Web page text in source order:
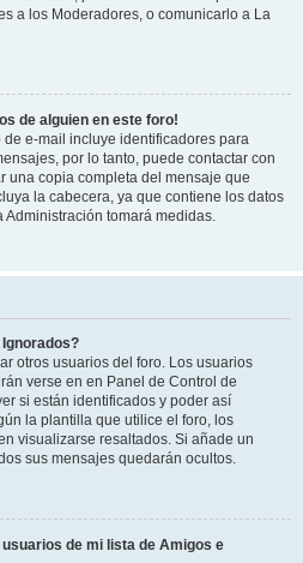
a los Moderadores, o comunicarlo a La
de alguien en este foro!
e-mail incluye identificadores para
por lo tanto, puede contactar con
una copia completa del mensaje que
la cabecera, ya que contiene los datos
tomará medidas.
otros usuarios del foro. Los usuarios
verse en en Panel de Control de
si están identificados y poder así
la plantilla que utilice el foro, los
visualizarse resaltados. Si añade un
sus mensajes quedarán ocultos.
de mi lista de Amigos e